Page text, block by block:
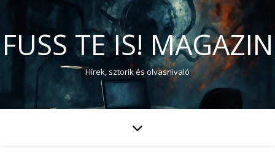
FUSS TE IS! MAGAZIN
Hírek, sztorik és olvasnivaló